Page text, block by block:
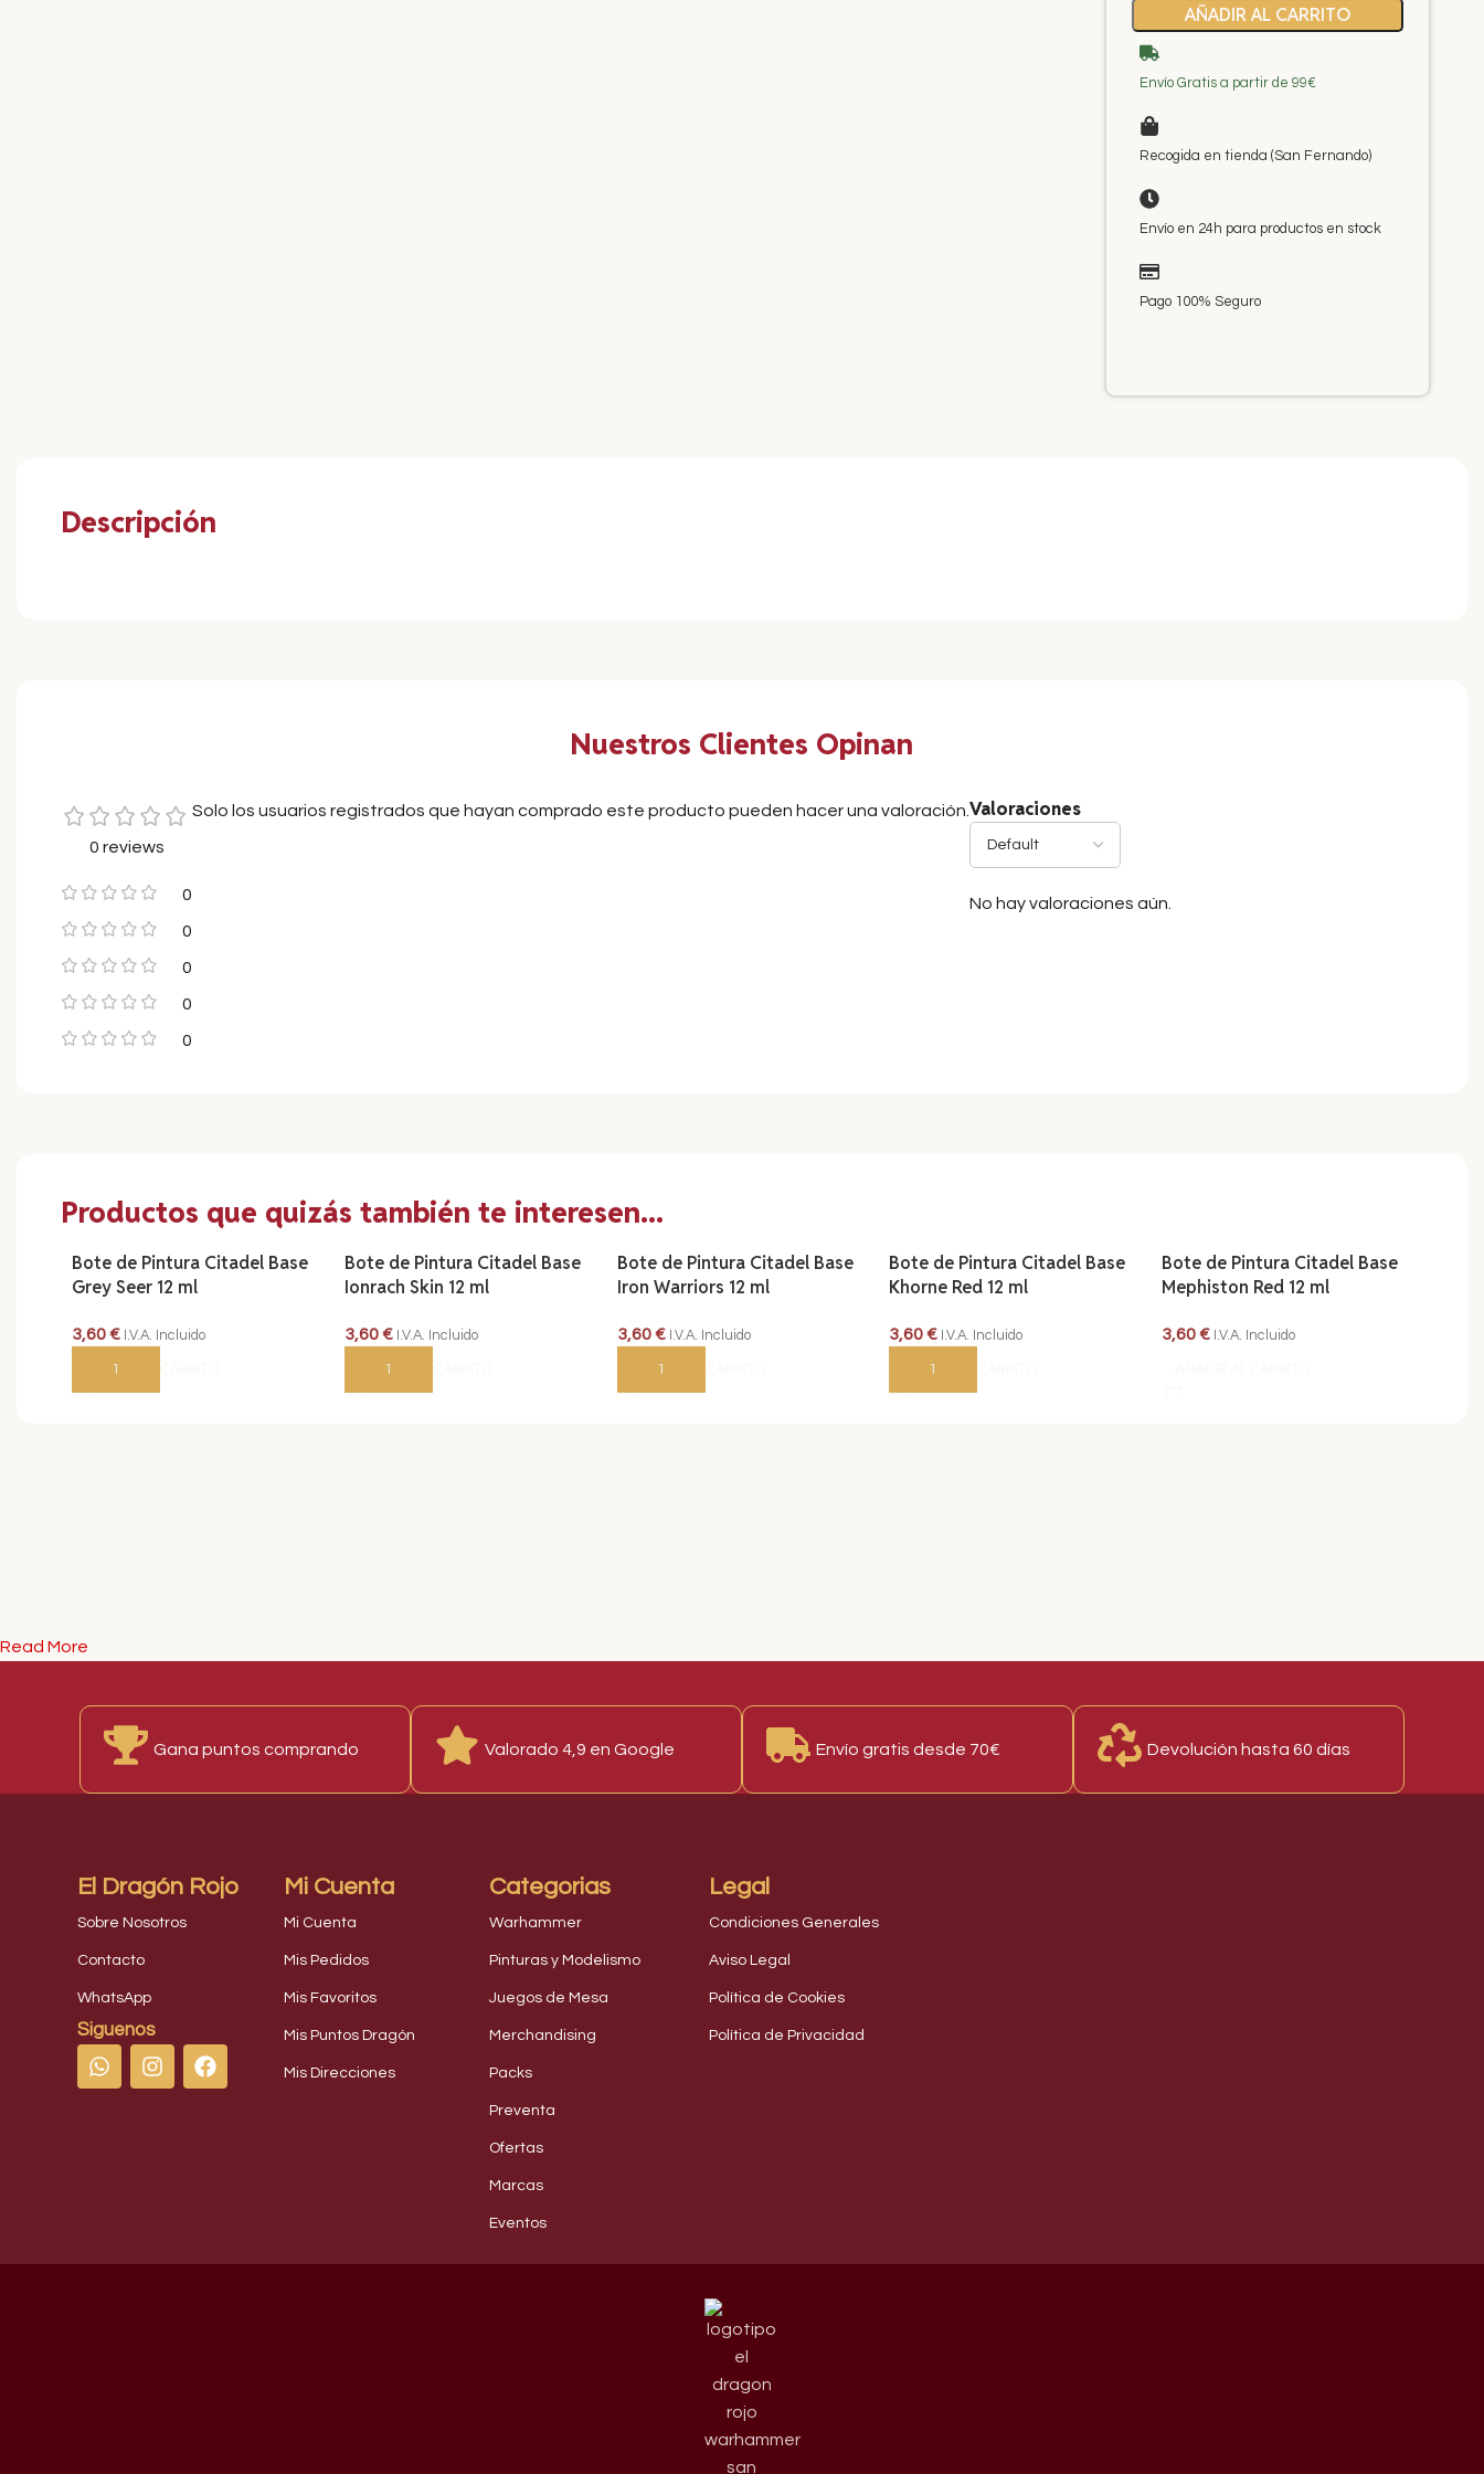
AÑADIR AL CARRITO
Envío Gratis a partir de 99€
Recogida en tienda (San Fernando)
Envío en 24h para productos en stock
Pago 100% Seguro
Descripción
Nuestros Clientes Opinan
0 reviews
0
0
0
0
0
Valoraciones
No hay valoraciones aún.
Solo los usuarios registrados que hayan comprado este producto pueden hacer una valoración.
Productos que quizás también te interesen...
Bote de Pintura Citadel Base
Grey Seer 12 ml
3,60€ I.V.A. Incluido
AÑADIR AL CARRITO
Bote de Pintura Citadel Base
Ionrach Skin 12 ml
3,60€ I.V.A. Incluido
AÑADIR AL CARRITO
Bote de Pintura Citadel Base
Iron Warriors 12 ml
3,60€ I.V.A. Incluido
AÑADIR AL CARRITO
Bote de Pintura Citadel Base
Khorne Red 12 ml
3,60€ I.V.A. Incluido
AÑADIR AL CARRITO
Bote de Pintura Citadel Base
Mephiston Red 12 ml
3,60€ I.V.A. Incluido
Read More
Gana puntos comprando Valorado 4,9 en Google Envío gratis desde 70€ Devolución hasta 60 días
El Dragón Rojo
Sobre Nosotros
Contacto
WhatsApp
Siguenos
Mi Cuenta
Mi Cuenta
Mis Pedidos
Mis Favoritos
Mis Puntos Dragón
Mis Direcciones
Categorias
Warhammer
Pinturas y Modelismo
Juegos de Mesa
Merchandising
Packs
Preventa
Ofertas
Marcas
Eventos
Legal
Condiciones Generales
Aviso Legal
Política de Cookies
Política de Privacidad